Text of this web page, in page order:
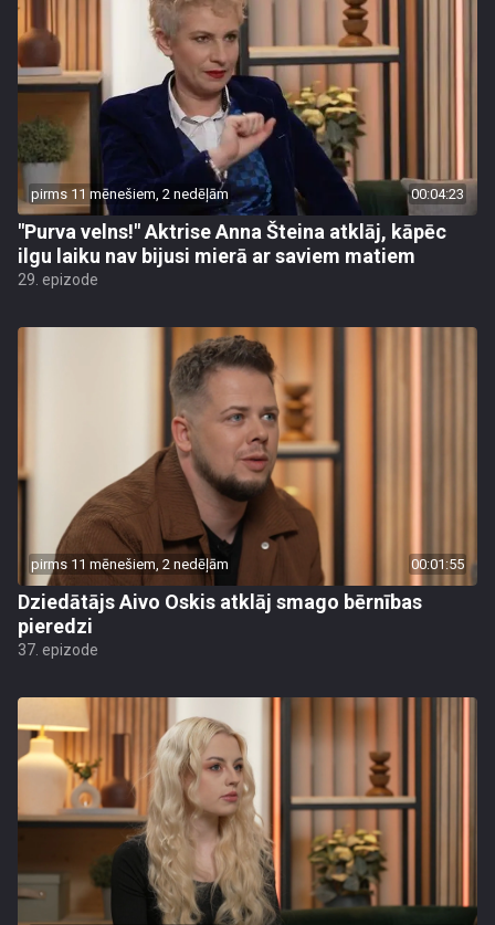
pirms 11 mēnešiem, 2 nedēļām 00:04:23
"Purva velns!" Aktrise Anna Šteina atklāj, kāpēc
ilgu laiku nav bijusi mierā ar saviem matiem
29. epizode
pirms 11 mēnešiem, 2 nedēļām 00:01:55
Dziedātājs Aivo Oskis atklāj smago bērnības
pieredzi
37. epizode